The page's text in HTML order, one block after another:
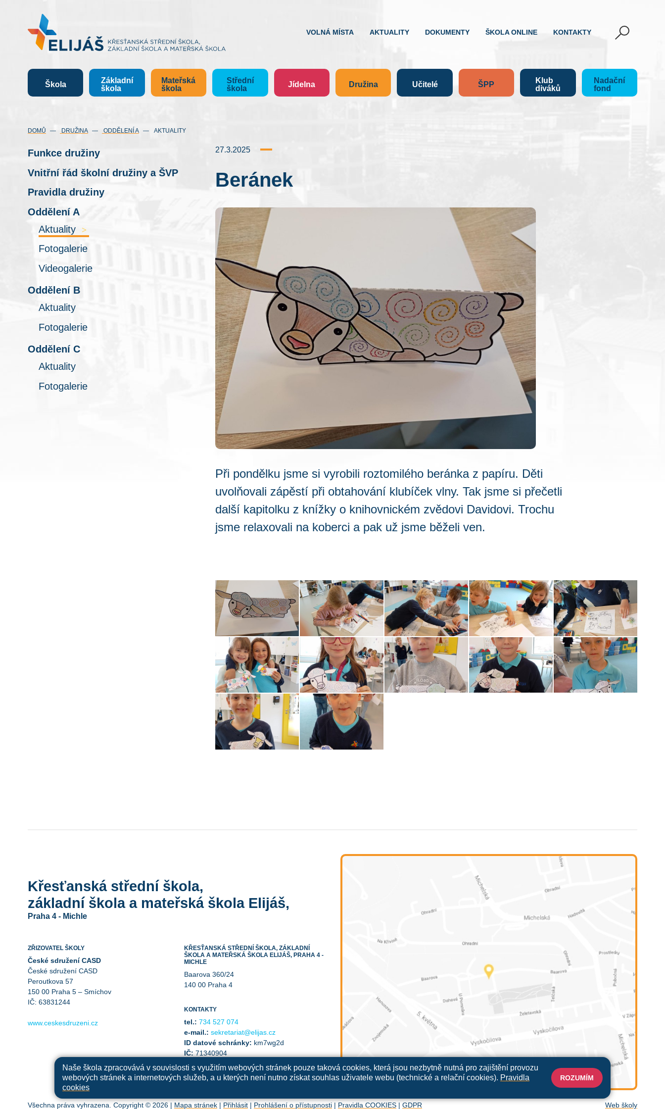
VOLNÁ MÍSTA AKTUALITY DOKUMENTY ŠKOLA ONLINE KONTAKTY
Škola
Základní
škola
Mateřská
škola
Střední
škola
Jídelna Družina Učitelé ŠPP
Klub
diváků
Nadační
fond
DOMŮ DRUŽINA ODDĚLENÍ A AKTUALITY
Funkce družiny
Vnitřní řád školní družiny a ŠVP
Pravidla družiny
Oddělení A
Aktuality
>
Fotogalerie
Videogalerie
Oddělení B
Aktuality
Fotogalerie
Oddělení C
Aktuality
Fotogalerie
27.3.2025
Beránek
Při pondělku jsme si vyrobili roztomilého beránka z papíru. Děti
uvolňovali zápěstí při obtahování klubíček vlny. Tak jsme si přečetli
další kapitolku z knížky o knihovnickém zvědovi Davidovi. Trochu
jsme relaxovali na koberci a pak už jsme běželi ven.
Křesťanská střední škola,
základní škola a mateřská škola Elijáš,
Praha 4 - Michle
ZŘIZOVATEL ŠKOLY
České sdružení CASD
České sdružení CASD
Peroutkova 57
150 00 Praha 5 – Smíchov
IČ: 63831244
www.ceskesdruzeni.cz
KŘESŤANSKÁ STŘEDNÍ ŠKOLA, ZÁKLADNÍ
ŠKOLA A MATEŘSKÁ ŠKOLA ELIJÁŠ, PRAHA 4 -
MICHLE
Baarova 360/24
140 00 Praha 4
KONTAKTY
tel.: 734 527 074
e-mail.: sekretariat@elijas.cz
ID datové schránky: km7wg2d
IČ:71340904
Všechna práva vyhrazena. Copyright © 2026 | Mapa stránek | Přihlásit | Prohlášení o přístupnosti | Pravidla COOKIES | GDPR Web školy
Naše škola zpracovává v souvislosti s využitím webových stránek pouze taková cookies, která jsou nezbytně nutná pro zajištění provozu
webových stránek a internetových služeb, a u kterých není nutno získat souhlas uživatele webu (technické a relační cookies). Pravidla
cookies
ROZUMÍM